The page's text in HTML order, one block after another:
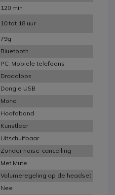
120 min
10 tot 18 uur
79g
Bluetooth
PC, Mobiele telefoons
Draadloos
Dongle USB
Mono
Hoofdband
Kunstleer
Uitschuifbaar
Zonder noise-cancelling
Met Mute
Volumeregeling op de headset
Nee